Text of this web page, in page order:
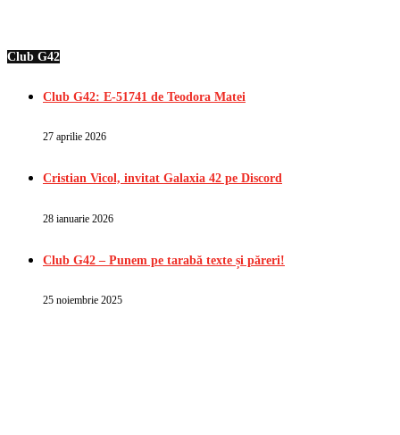
Club G42
Club G42: E-51741 de Teodora Matei
27 aprilie 2026
Cristian Vicol, invitat Galaxia 42 pe Discord
28 ianuarie 2026
Club G42 – Punem pe tarabă texte și păreri!
25 noiembrie 2025